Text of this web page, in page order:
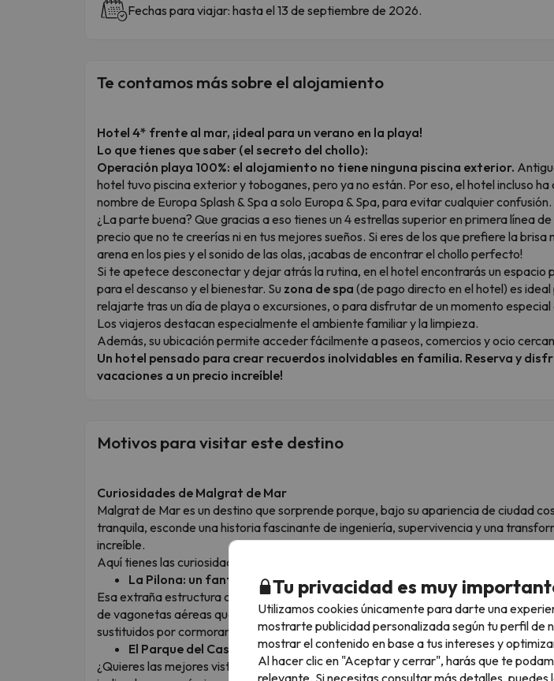
Fechas para viajar: hasta el 13 de septiembre de 2026.
Te contamos más sobre el alojamiento
Hotel 4* frente al mar, ¡ideal para un verano en la playa!
Lo que tienes que saber (el secreto del chollo):
Operación playa 100%: el alojamiento no tiene ninguna piscina exterior.
hotel tuvo piscina exterior y toboganes, pero ya no están. Por eso, el hotel incluso ha
nombre de Europa Splash & Spa a solo Europa & Spa, para evitar cualquier confusión.
¿La parte buena? Que gracias a eso tienes un 4 estrellas superior en primera línea de
precio que no te creerías ni en tus mejores sueños. Si eres de los que prefiere la brisa
arena en los pies y el sonido de las olas, ¡acabas de encontrar el chollo perfecto!
Si te apetece desconectar y dejar atrás la rutina, en el hotel encontrarás un espacio
para el descanso y el bienestar. Su zona de spa (de pago directo en el hotel) es
relajarte tras un día de playa o excursiones, o para disfrutar de un momento especial
Los viajeros destacan especialmente el ambiente familiar y la limpieza.
Además, su ubicación permite acceder fácilmente a paseos, comercios y ocio
Un hotel pensado para crear recuerdos inolvidables en familia. Reserva y
vacaciones a un precio increíble!
Motivos para visitar este destino
Curiosidades de Malgrat de Mar
Malgrat de Mar es un destino que sorprende porque, bajo su apariencia de ciudad
tranquila, esconde una historia fascinante de ingeniería, supervivencia y una
increíble.
Aquí tienes las curiosidades más destacadas:
La Pilona: un fantasma de hierro
Esa extraña estructura que brota del mar no es un muelle roto; es el último vestigio de
de vagonetas aéreas que transportaba hierro desde las minas. Hoy, los barcos han
sustituidos por cormoranes que la usan como su "chill-out" privado.
El Parque del Castillo: un balcón con ascensor "espacial"
¿Quieres las mejores vistas 360° sin sudar la gota gorda? El Parc del Castell tiene un
Tu privacidad es muy
Utilizamos cookies únicamente para darte una
mostrarte publicidad personalizada según tu perfil de
mostrar el contenido en base a tus intereses y
Al hacer clic en "Aceptar y cerrar", harás que te
relevante. Si necesitas consultar más detalles, puedes